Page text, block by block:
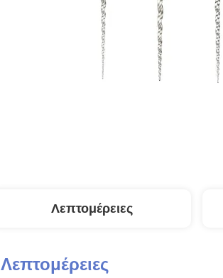
Λεπτομέρειες
Λεπτομέρειες